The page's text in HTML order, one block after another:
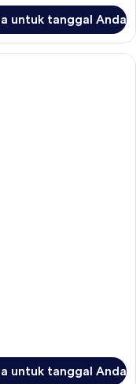
untuk tanggal Anda
untuk tanggal Anda